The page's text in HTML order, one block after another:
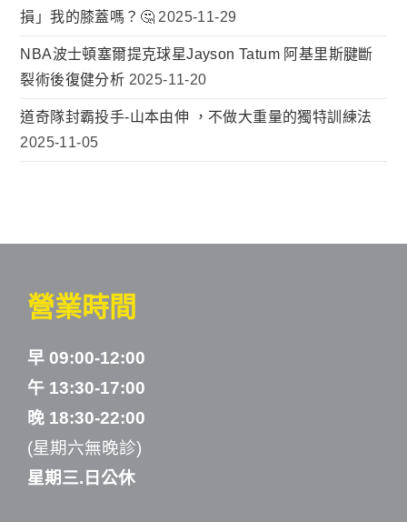
損」我的膝蓋嗎？🤔 2025-11-29
NBA波士頓塞爾提克球星Jayson Tatum 阿基里斯腱斷
裂術後復健分析 2025-11-20
道奇隊封霸投手-山本由伸 ，不做大重量的獨特訓練法
2025-11-05
營業時間
早 09:00-12:00
午 13:30-17:00
晚 18:30-22:00
(星期六無晚診)
星期三.日公休